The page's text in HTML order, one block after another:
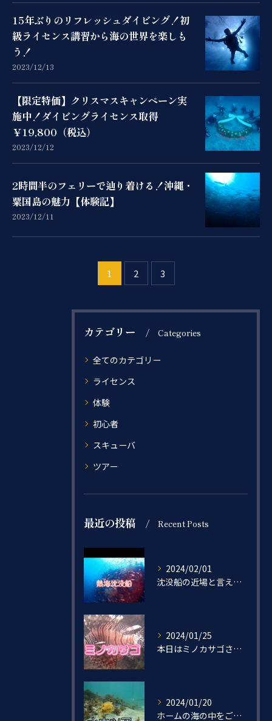
15年ぶりのリフレッシュダイビング！初
級ライセンス講習から海の世界を楽しも
う！
2023/12/13
【限定特価】クリスマスキャンペーン実
施中！ダイビングライセンス取得
￥19,800（税込）
2023/12/12
2時間半のフェリーで辿り着ける！沖縄・
粟国島の魅力【体験記】
2023/12/11
1 2 3
カテゴリー Categories
全てのカテゴリー
ライセンス
体験
初心者
スキューバ
ツアー
最近の投稿 Recent Posts
2024/02/01
沈没船の近場と言えば…
2024/01/25
本日はミノカサゴさんをご紹介🐟
2024/01/20
ホームの海の中をご紹介ー！